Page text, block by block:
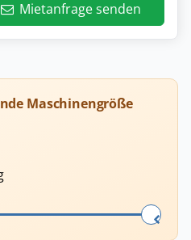
Mietanfrage senden
Maschinengröße